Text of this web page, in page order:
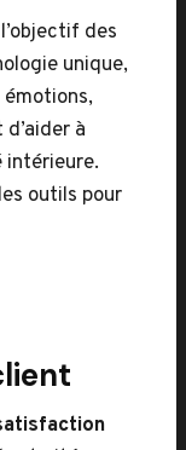
des
unique,
d’aider à
intérieure.
outils pour